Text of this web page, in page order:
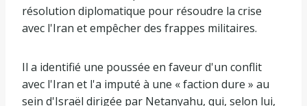
résolution diplomatique pour résoudre la crise
avec l'Iran et empêcher des frappes militaires.
Il a identifié une poussée en faveur d'un conflit
avec l'Iran et l'a imputé à une « faction dure » au
sein d'Israël dirigée par Netanyahu, qui, selon lui,